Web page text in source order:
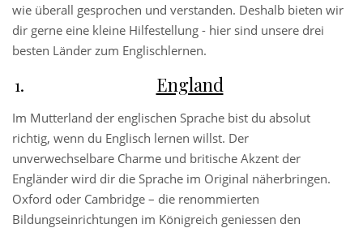
wie überall gesprochen und verstanden. Deshalb bieten wir
dir gerne eine kleine Hilfestellung - hier sind unsere drei
besten Länder zum Englischlernen.
England
Im Mutterland der englischen Sprache bist du absolut
richtig, wenn du Englisch lernen willst. Der
unverwechselbare Charme und britische Akzent der
Engländer wird dir die Sprache im Original näherbringen.
Oxford oder Cambridge – die renommierten
Bildungseinrichtungen im Königreich geniessen den